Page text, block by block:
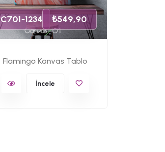
C701-1234 ₺549,90
Flamingo Kanvas Tablo
İncele